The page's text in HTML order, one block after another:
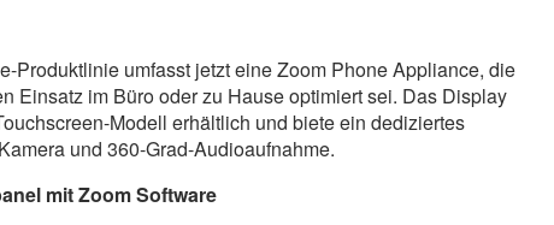
Produktlinie umfasst jetzt eine Zoom Phone Appliance, die
Einsatz im Büro oder zu Hause optimiert sei. Das Display
Modell erhältlich und biete ein dediziertes
und 360-Grad-Audioaufnahme.
mit Zoom Software